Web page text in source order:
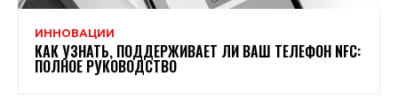
ИННОВАЦИИ
КАК УЗНАТЬ, ПОДДЕРЖИВАЕТ ЛИ ВАШ ТЕЛЕФОН NFC:
ПОЛНОЕ РУКОВОДСТВО